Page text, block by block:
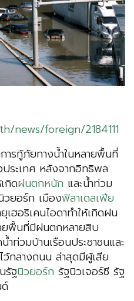
news/foreign/2184111
ารกู้ภัยทางน้ำในหลายพื้นที่
ระเทศ หลังจากอิทธิพล
กิดฝนตกหนัก และน้ำท่วม
วยอร์ก เมืองฟิลาเดลเฟีย
ฮอริเคนไอดาทำให้เกิดฝน
ยพื้นที่มีฝนตกหลายสิบ
ำท่วมบ้านเรือนประชาชนและ
กลางถนน ล่าสุดมีผู้เสีย
รัฐนิวยอร์ก รัฐนิวเจอร์ซี รัฐ